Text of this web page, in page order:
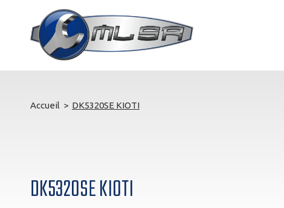
Accueil > DK5320SE KIOTI
DK5320SE KIOTI